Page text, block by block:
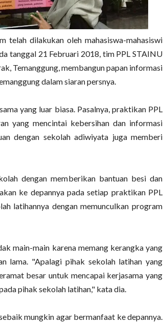
telah dilakukan oleh mahasiswa-mahasiswi
tanggal 21 Februari 2018, tim PPL STAINU
Temanggung, membangun papan informasi
dalam siaran persnya.
yang luar biasa. Pasalnya, praktikan PPL
yang mencintai kebersihan dan informasi
dengan sekolah adiwiyata juga memberi
dengan memberikan bantuan besi dan
ke depannya pada setiap praktikan PPL
latihannya dengan memunculkan program
main-main karena memang kerangka yang
lama. "Apalagi pihak sekolah latihan yang
besar untuk mencapai kerjasama yang
pihak sekolah latihan," kata dia.
mungkin agar bermanfaat ke depannya.